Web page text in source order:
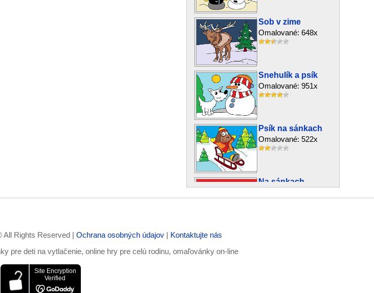
Sob v zime
Omalované: 648x
Snehulík a psík
Omalované: 951x
Psík na sánkach
Omalované: 522x
Na sánkach
Rights Reserved | Ochrana osobných údajov | Kontaktujte nás
pre deti na vytlačenie, online hry pre celú rodinu, omaľovánky on-line